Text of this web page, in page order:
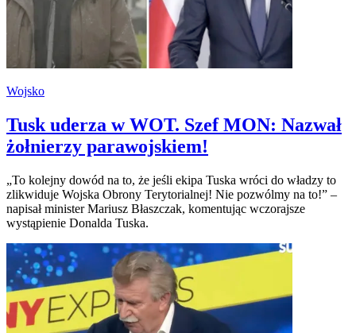
Wojsko
Tusk uderza w WOT. Szef MON: Nazwał
żołnierzy parawojskiem!
„To kolejny dowód na to, że jeśli ekipa Tuska wróci do władzy to
zlikwiduje Wojska Obrony Terytorialnej! Nie pozwólmy na to!” –
napisał minister Mariusz Błaszczak, komentując wczorajsze
wystąpienie Donalda Tuska.